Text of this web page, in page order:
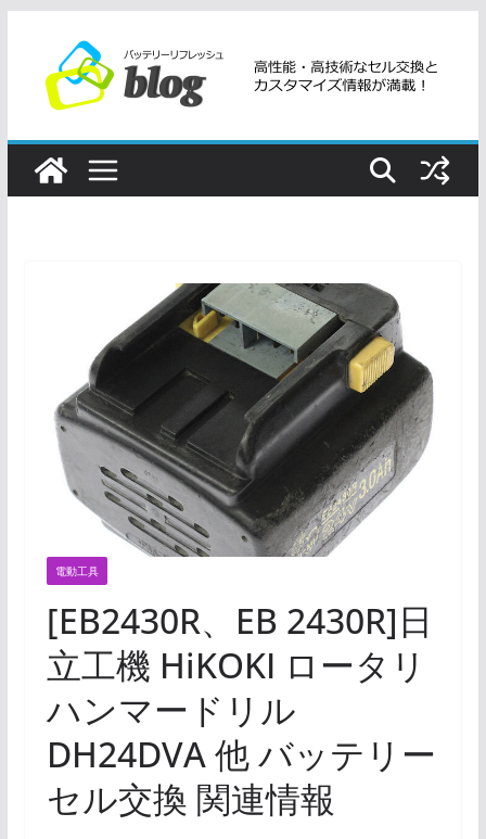
ツ
電動工具
[EB2430R、EB 2430R]日
立工機 HiKOKI ロータリ
ハンマードリル
DH24DVA 他 バッテリー
セル交換 関連情報